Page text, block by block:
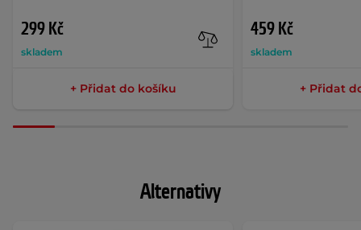
299 Kč
skladem
+ Přidat do košíku
459 Kč
skladem
+ Přidat
Alternativy